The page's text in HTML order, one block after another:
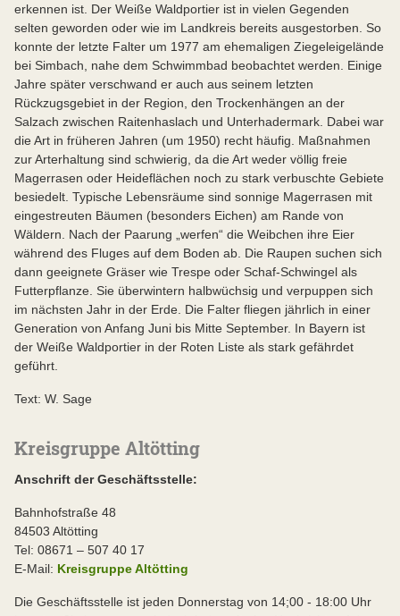
erkennen ist. Der Weiße Waldportier ist in vielen Gegenden
selten geworden oder wie im Landkreis bereits ausgestorben. So
konnte der letzte Falter um 1977 am ehemaligen Ziegeleigelände
bei Simbach, nahe dem Schwimmbad beobachtet werden. Einige
Jahre später verschwand er auch aus seinem letzten
Rückzugsgebiet in der Region, den Trockenhängen an der
Salzach zwischen Raitenhaslach und Unterhadermark. Dabei war
die Art in früheren Jahren (um 1950) recht häufig. Maßnahmen
zur Arterhaltung sind schwierig, da die Art weder völlig freie
Magerrasen oder Heideflächen noch zu stark verbuschte Gebiete
besiedelt. Typische Lebensräume sind sonnige Magerrasen mit
eingestreuten Bäumen (besonders Eichen) am Rande von
Wäldern. Nach der Paarung „werfen“ die Weibchen ihre Eier
während des Fluges auf dem Boden ab. Die Raupen suchen sich
dann geeignete Gräser wie Trespe oder Schaf-Schwingel als
Futterpflanze. Sie überwintern halbwüchsig und verpuppen sich
im nächsten Jahr in der Erde. Die Falter fliegen jährlich in einer
Generation von Anfang Juni bis Mitte September. In Bayern ist
der Weiße Waldportier in der Roten Liste als stark gefährdet
geführt.
Text: W. Sage
Kreisgruppe Altötting
Anschrift der Geschäftsstelle:
Bahnhofstraße 48
84503 Altötting
Tel: 08671 – 507 40 17
E-Mail: Kreisgruppe Altötting
Die Geschäftsstelle ist jeden Donnerstag von 14;00 - 18:00 Uhr